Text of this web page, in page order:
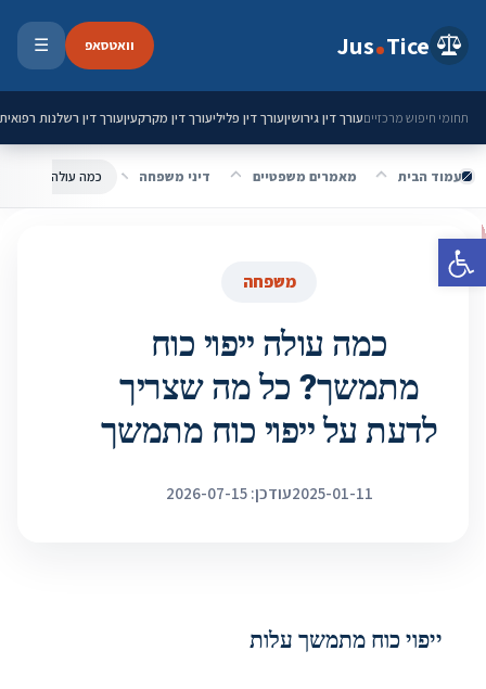
פתח סרגל נגישות
Jus Tice וואטסאפ ☰
תחומי חיפוש מרכזייםעורך דין גירושיןעורך דין פליליעורך דין מקרקעיןעורך דין רשלנות רפואית
עמוד הבית מאמרים משפטיים דיני משפחה
משפחה
כמה עולה ייפוי כוח
מתמשך? כל מה שצריך
לדעת על ייפוי כוח מתמשך
2025-01-11עודכן: 2026-07-15
ייפוי כוח מתמשך עלות